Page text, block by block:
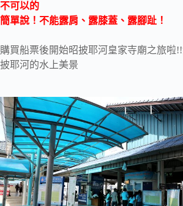
不可以的
簡單說！不能露肩、露膝蓋、露腳趾！
購買船票後開始昭披耶河皇家寺廟之旅啦
披耶河的水上美景